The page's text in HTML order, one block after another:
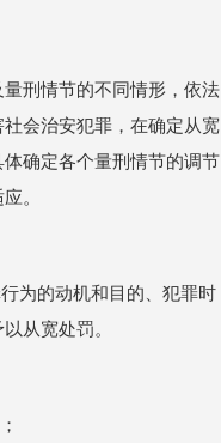
刑情节的不同情形，依法
会治安犯罪，在确定从宽
确定各个量刑情节的调节
。
为的动机和目的、犯罪时
从宽处罚。